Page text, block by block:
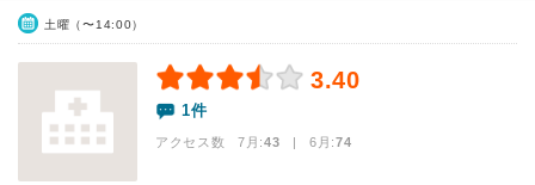
土曜（〜14:00）
3.40
1件
アクセス数 7月:43 | 6月:74